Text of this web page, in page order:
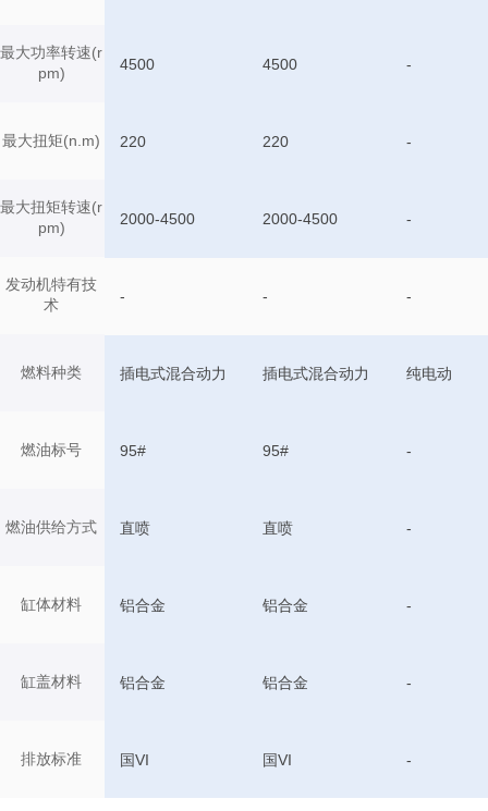
最大功率转速(r
pm)
最大扭矩(n.m)
最大扭矩转速(r
pm)
发动机特有技
术
燃料种类
燃油标号
燃油供给方式
缸体材料
缸盖材料
排放标准
4500 4500 -
220 220 -
2000-4500 2000-4500 -
- - -
插电式混合动力 插电式混合动力 纯电动
95# 95# -
直喷 直喷 -
铝合金 铝合金 -
铝合金 铝合金 -
国VI 国VI -